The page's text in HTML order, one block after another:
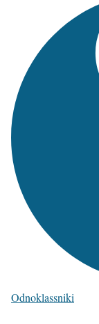
Odnoklassniki